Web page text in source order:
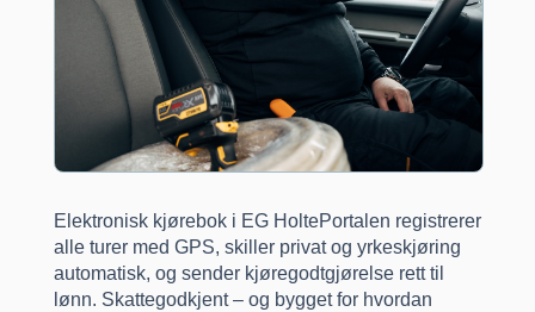
Elektronisk kjørebok i EG HoltePortalen registrerer
alle turer med GPS, skiller privat og yrkeskjøring
automatisk, og sender kjøregodtgjørelse rett til
lønn. Skattegodkjent – og bygget for hvordan